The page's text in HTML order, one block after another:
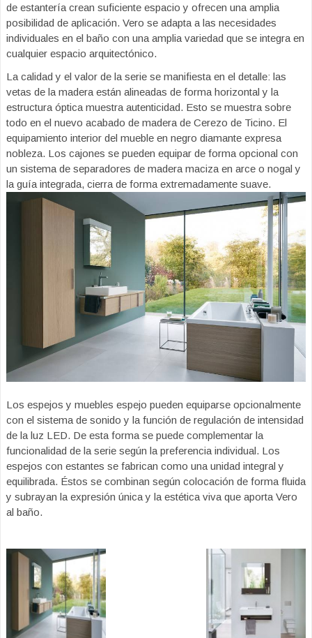
de estantería crean suficiente espacio y ofrecen una amplia
posibilidad de aplicación. Vero se adapta a las necesidades
individuales en el baño con una amplia variedad que se integra en
cualquier espacio arquitectónico.
La calidad y el valor de la serie se manifiesta en el detalle: las
vetas de la madera están alineadas de forma horizontal y la
estructura óptica muestra autenticidad. Esto se muestra sobre
todo en el nuevo acabado de madera de Cerezo de Ticino. El
equipamiento interior del mueble en negro diamante expresa
nobleza. Los cajones se pueden equipar de forma opcional con
un sistema de separadores de madera maciza en arce o nogal y
la guía integrada, cierra de forma extremadamente suave.
Los espejos y muebles espejo pueden equiparse opcionalmente
con el sistema de sonido y la función de regulación de intensidad
de la luz LED. De esta forma se puede complementar la
funcionalidad de la serie según la preferencia individual. Los
espejos con estantes se fabrican como una unidad integral y
equilibrada. Éstos se combinan según colocación de forma fluida
y subrayan la expresión única y la estética viva que aporta Vero
al baño.